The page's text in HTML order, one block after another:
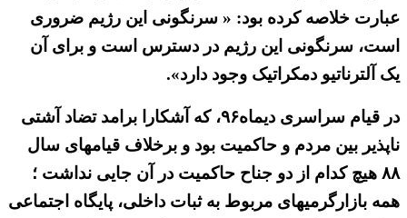
عبارت خلاصه کرده بود: « سرنگونی این رژیم ضروری
است، سرنگونی این رژیم در دسترس است و برای آن
یک آلترناتیو دمکراتیک وجود دارد».
در قیام سراسری دیماه۹۶، که آشکارا برامد تضاد آشتی
ناپذیر بین مردم و حاکمیت بود و برخلاف قیامهای سال
۸۸ هیچ کدام از دو جناح حاکمیت در آن جایی نداشت ؛
همه بازارگرمیهای مربوط به ثبات داخلی، پایگاه اجتماعی